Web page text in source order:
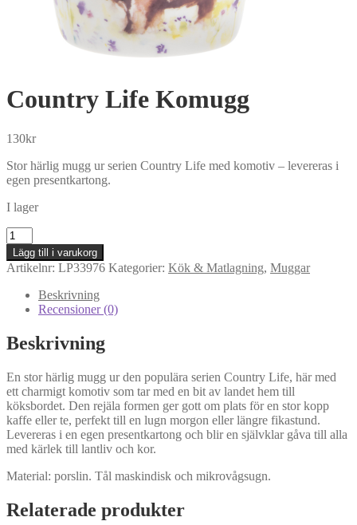
Country Life Komugg
130kr
Stor härlig mugg ur serien Country Life med komotiv – levereras i
egen presentkartong.
I lager
Country
Life
Komugg
mängd
Lägg till i varukorg
Artikelnr: LP33976 Kategorier: Kök & Matlagning, Muggar
Beskrivning
Recensioner (0)
Beskrivning
En stor härlig mugg ur den populära serien Country Life, här med
ett charmigt komotiv som tar med en bit av landet hem till
köksbordet. Den rejäla formen ger gott om plats för en stor kopp
kaffe eller te, perfekt till en lugn morgon eller längre fikastund.
Levereras i en egen presentkartong och blir en självklar gåva till alla
med kärlek till lantliv och kor.
Material: porslin. Tål maskindisk och mikrovågsugn.
Relaterade produkter